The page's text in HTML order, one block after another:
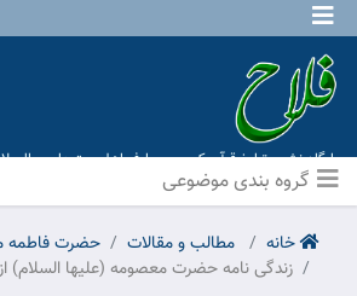
پایگاه نشر و تبلیغ قرآن کریم و معارف اهل بیت علیهم
عترت منهاج عشق آباد ]
خانه مطالب و مقالات
حضرت
زندگى نامه حضرت معصومه (عليها السلام)